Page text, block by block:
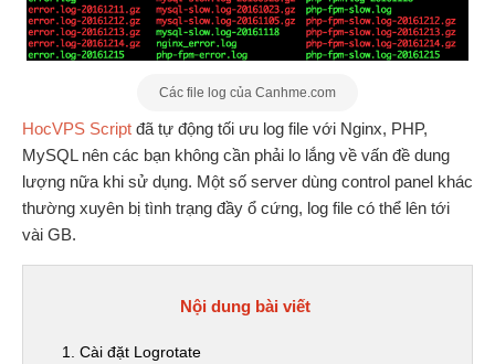
Các file log của Canhme.com
HocVPS Script đã tự động tối ưu log file với Nginx, PHP,
MySQL nên các bạn không cần phải lo lắng về vấn đề dung
lượng nữa khi sử dụng. Một số server dùng control panel khác
thường xuyên bị tình trạng đầy ổ cứng, log file có thể lên tới
vài GB.
Nội dung bài viết
1. Cài đặt Logrotate